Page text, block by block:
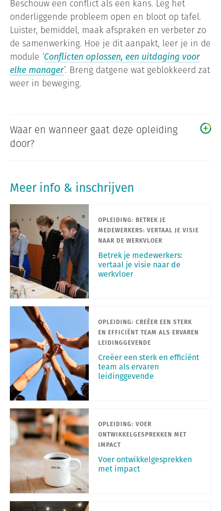
Beschouw een conflict als een kans. Leg het
onderliggende probleem open en bloot op tafel.
Luister, bemiddel, maak afspraken en verbeter zo
de samenwerking. Hoe je dit aanpakt, leer je in de
module ‘Conflicten oplossen, een uitdaging voor
elke manager’. Breng datgene wat geblokkeerd zat
weer in beweging.
Waar en wanneer gaat deze opleiding
door?
Meer info & inschrijven
OPLEIDING: BETREK JE
MEDEWERKERS: VERTAAL JE VISIE
NAAR DE WERKVLOER
Betrek je medewerkers:
vertaal je visie naar de
werkvloer
OPLEIDING: CREËER EEN STERK
EN EFFICIËNT TEAM ALS ERVAREN
LEIDINGGEVENDE
Creëer een sterk en efficiënt
team als ervaren
leidinggevende
OPLEIDING: VOER
ONTWIKKELGESPREKKEN MET
IMPACT
Voer ontwikkelgesprekken
met impact